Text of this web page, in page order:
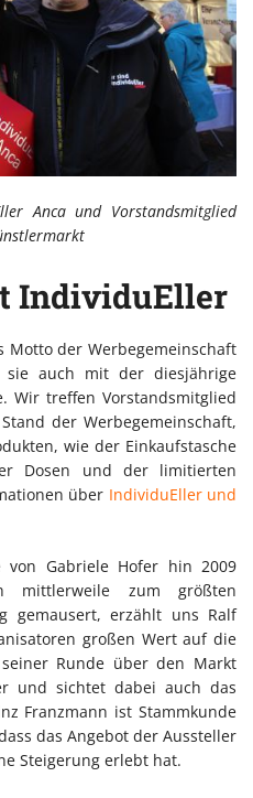
Anca und Vorstandsmitglied
IndividuEller
Motto der Werbegemeinschaft
sie auch mit der diesjährige
Wir treffen Vorstandsmitglied
der Werbegemeinschaft,
wie der Einkaufstasche
Dosen und der limitierten
über IndividuEller und
Gabriele Hofer hin 2009
mittlerweile zum größten
gemausert, erzählt uns Ralf
großen Wert auf die
Runde über den Markt
und sichtet dabei auch das
Franzmann ist Stammkunde
das Angebot der Aussteller
Steigerung erlebt hat.